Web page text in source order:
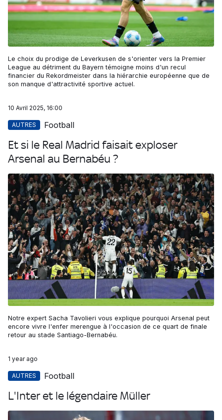
Le choix du prodige de Leverkusen de s'orienter vers la Premier
League au détriment du Bayern témoigne moins d'un recul
financier du Rekordmeister dans la hiérarchie européenne que de
son manque d'attractivité sportive actuel.
10 Avril 2025, 16:00
AUTRES Football
Et si le Real Madrid faisait exploser
Arsenal au Bernabéu ?
Notre expert Sacha Tavolieri vous explique pourquoi Arsenal peut
encore vivre l'enfer merengue à l'occasion de ce quart de finale
retour au stade Santiago-Bernabéu.
1 year ago
AUTRES Football
L'Inter et le légendaire Müller